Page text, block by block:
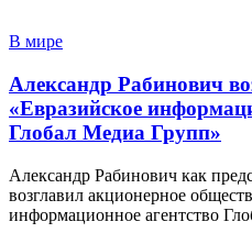
В мире
Александр Рабинович
«Евразийское
Глобал Медиа Групп»
Александр Рабинович как
возглавил акционерное
информационное агентство